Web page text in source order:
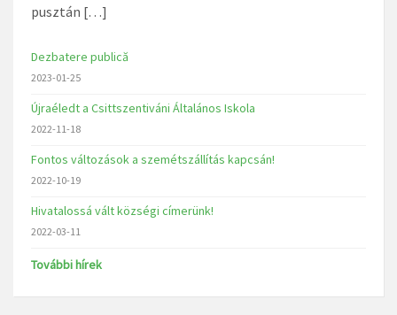
pusztán […]
Dezbatere publică
2023-01-25
Újraéledt a Csittszentiváni Általános Iskola
2022-11-18
Fontos változások a szemétszállítás kapcsán!
2022-10-19
Hivatalossá vált községi címerünk!
2022-03-11
További hírek